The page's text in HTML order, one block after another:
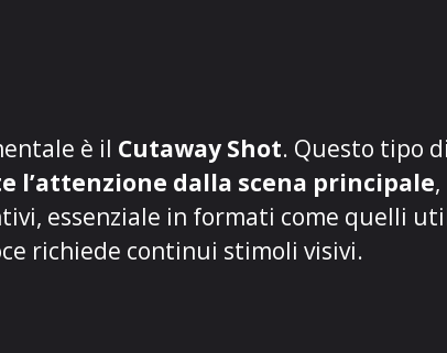
è il Cutaway Shot. Questo tipo
l’attenzione dalla scena principale
essenziale in formati come quelli
richiede continui stimoli visivi.